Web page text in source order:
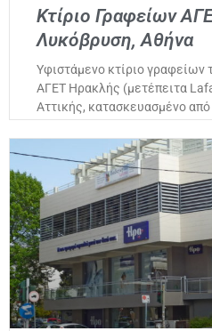
Κτίριο Γραφείων
Λυκόβρυση, Αθήνα
Υφιστάμενο κτίριο γραφείων
ΑΓΕΤ Ηρακλής (μετέπειτα
Αττικής, κατασκευασμένο